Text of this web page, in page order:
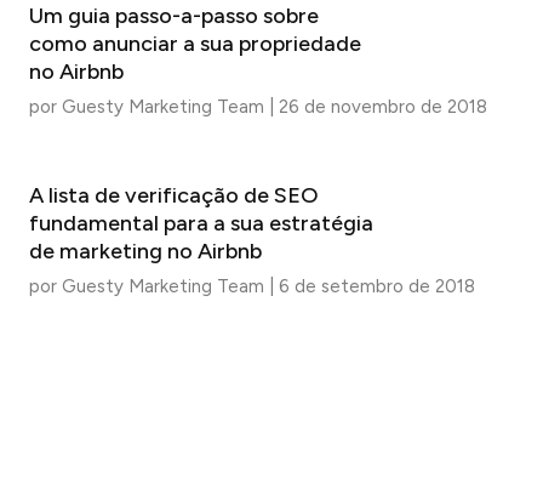
Um guia passo-a-passo sobre
como anunciar a sua propriedade
no Airbnb
por Guesty Marketing Team 26 de novembro de 2018
A lista de verificação de SEO
fundamental para a sua estratégia
de marketing no Airbnb
por Guesty Marketing Team 6 de setembro de 2018